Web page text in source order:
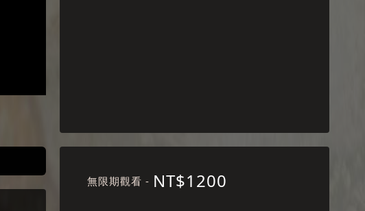
無限期觀看 - NT$1200